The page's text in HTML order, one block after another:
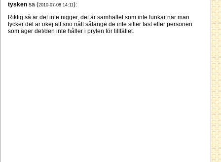
tysken sa (2010-07-08 14:11):
Riktig så är det inte nigger, det är samhället som inte funkar när man
tycker det är okej att sno nått sålänge de inte sitter fast eller personen
som äger det/den inte håller i prylen för tillfället.